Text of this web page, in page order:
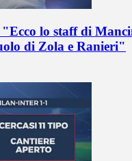
lo staff di
di Zola e Ranieri"